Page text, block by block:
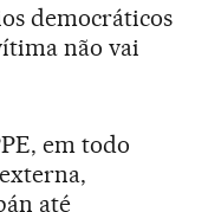
democráticos
não vai
em todo
até